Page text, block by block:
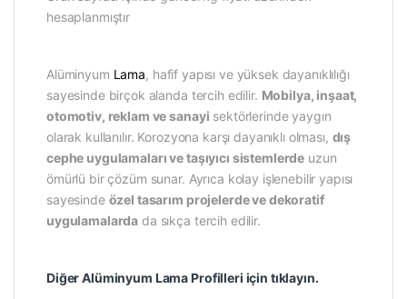
hesaplanmıştır
Alüminyum Lama, hafif yapısı ve yüksek dayanıklılığı
sayesinde birçok alanda tercih edilir. Mobilya, inşaat,
otomotiv, reklam ve sanayi sektörlerinde yaygın
olarak kullanılır. Korozyona karşı dayanıklı olması, dış
cephe uygulamaları ve taşıyıcı sistemlerde uzun
ömürlü bir çözüm sunar. Ayrıca kolay işlenebilir yapısı
sayesinde özel tasarım projelerde ve dekoratif
uygulamalarda da sıkça tercih edilir.
Diğer Alüminyum Lama Profilleri için tıklayın.